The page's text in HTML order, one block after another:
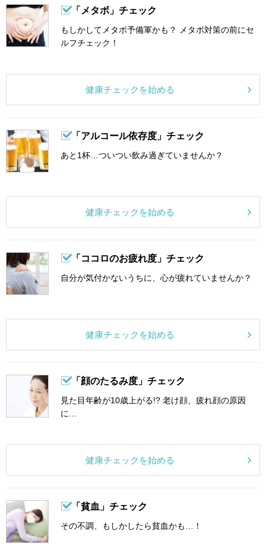
「メタボ」チェック
もしかしてメタボ予備軍かも？ メタボ対策の前にセ
ルフチェック！
健康チェックを始める
「アルコール依存度」チェック
あと1杯…ついつい飲み過ぎていませんか？
健康チェックを始める
「ココロのお疲れ度」チェック
自分が気付かないうちに、心が疲れていませんか？
健康チェックを始める
「顔のたるみ度」チェック
見た目年齢が10歳上がる!? 老け顔、疲れ顔の原因
に…
健康チェックを始める
「貧血」チェック
その不調、もしかしたら貧血かも…！